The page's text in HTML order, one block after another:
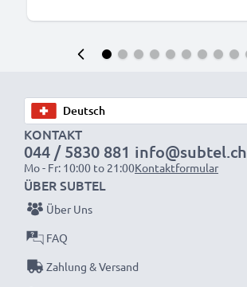
KONTAKT
044 / 5830 881
Mo - Fr: 10:00 to 21:00
info@subtel.ch
Kontaktformular
ÜBER SUBTEL
Über Uns
FAQ
Zahlung & Versand